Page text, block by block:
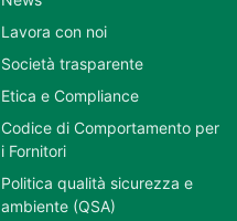
Lavora con noi
Società trasparente
Etica e Compliance
Codice di Comportamento per
i Fornitori
Politica qualità sicurezza e
ambiente (QSA)